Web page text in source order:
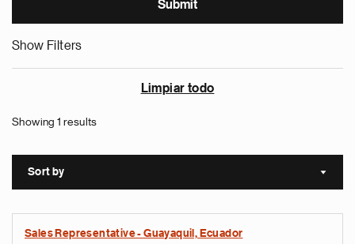
Show Filters
Limpiar todo
Showing 1 results
Sort by Sort
Sales Representative - Guayaquil, Ecuador